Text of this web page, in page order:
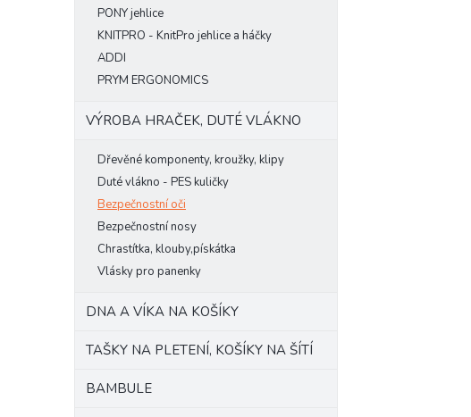
PONY jehlice
KNITPRO - KnitPro jehlice a háčky
ADDI
PRYM ERGONOMICS
VÝROBA HRAČEK, DUTÉ VLÁKNO
Dřevěné komponenty, kroužky, klipy
Duté vlákno - PES kuličky
Bezpečnostní oči
Bezpečnostní nosy
Chrastítka, klouby,pískátka
Vlásky pro panenky
DNA A VÍKA NA KOŠÍKY
TAŠKY NA PLETENÍ, KOŠÍKY NA ŠÍTÍ
BAMBULE